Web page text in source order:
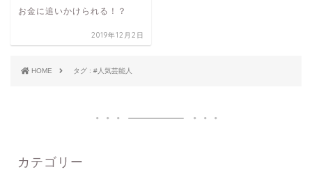
お金に追いかけられる！？
2019年12月2日
HOME タグ : #人気芸能人
カテゴリー